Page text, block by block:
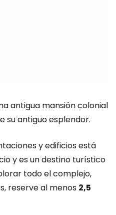
antigua mansión colonial
su antiguo esplendor.
y edificios está
y es un destino turístico
todo el complejo,
reserve al menos 2,5